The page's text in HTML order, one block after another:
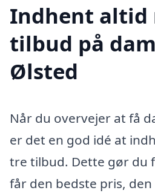
Indhent altid
tilbud på
Ølsted
Når du overvejer at få
er det en god idé at
tre tilbud. Dette gør du
får den bedste pris,